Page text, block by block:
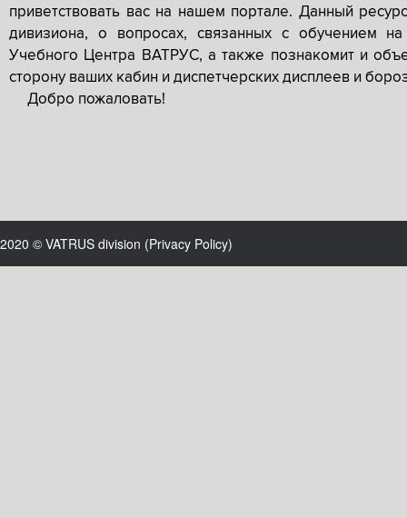
приветствовать вас на нашем портале. Данный
дивизиона, о вопросах, связанных с обучением
Учебного Центра ВАТРУС, а также познакомит и
сторону ваших кабин и диспетчерских дисплеев и
Добро пожаловать!
2020 © VATRUS division (Privacy Policy)